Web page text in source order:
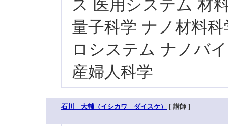
ス 医用システム 材
量子科学 ナノ材料
ロシステム ナノバ
産婦人科学
石川 大輔（イシカワ ダイスケ） [ 講師 ]